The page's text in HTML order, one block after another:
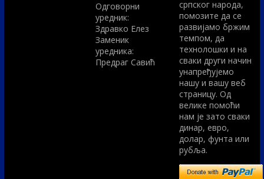
Одговорни
уредник:
Здравко Елез
Заменик
уредника:
Предраг Савић
српског народа,
помозите да се
развијамо бржим
темпом, да
технолошки и на
сваки други начин
унапређујемо
нашу и вашу веб
страницу. Од
велике помоћи
нам је зато сваки
динар, евро,
долар, фунта или
рубља.